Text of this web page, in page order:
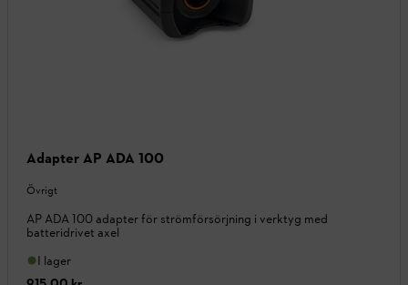
Adapter AP ADA 100
Övrigt
AP ADA 100 adapter för strömförsörjning i verktyg med
batteridrivet axel
I lager